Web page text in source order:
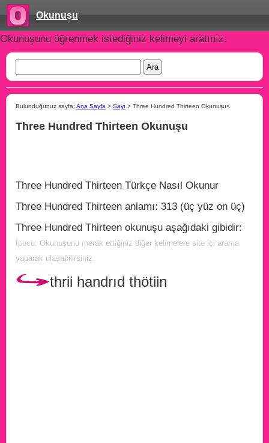
Okunuşu
Okunuşunu öğrenmek istediğiniz kelimeyi aratınız.
Bulunduğunuz sayfa: Ana Sayfa > Sayı > Three Hundred Thirteen Okunuşu<
Three Hundred Thirteen Okunuşu
Three Hundred Thirteen Türkçe Nasıl Okunur
Three Hundred Thirteen anlamı: 313 (üç yüz on üç)
Three Hundred Thirteen okunuşu aşağıdaki gibidir:
İpucu: Okunuşunu merak ettiğiniz diğer kelimelere site içi arama
yaparak ulaşabilirsiniz.
thrii handrıd thötiin